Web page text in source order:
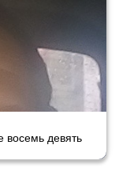
восемь девять
девять